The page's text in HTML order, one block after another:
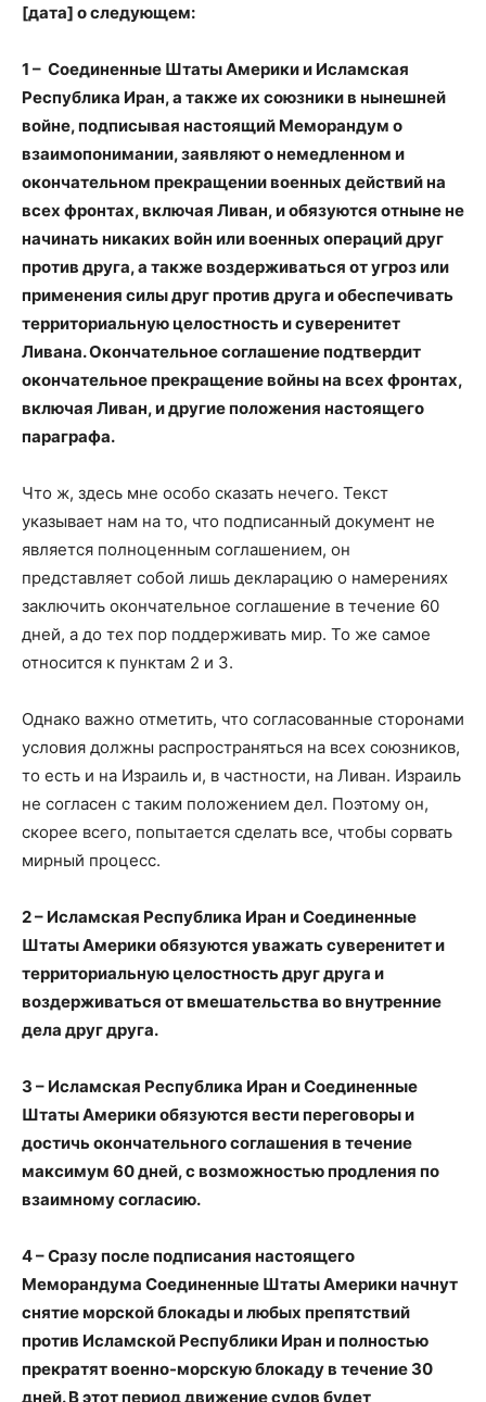
[дата] о следующем:
1 – Соединенные Штаты Америки и Исламская
Республика Иран, а также их союзники в нынешней
войне, подписывая настоящий Меморандум о
взаимопонимании, заявляют о немедленном и
окончательном прекращении военных действий на
всех фронтах, включая Ливан, и обязуются отныне не
начинать никаких войн или военных операций друг
против друга, а также воздерживаться от угроз или
применения силы друг против друга и обеспечивать
территориальную целостность и суверенитет
Ливана. Окончательное соглашение подтвердит
окончательное прекращение войны на всех фронтах,
включая Ливан, и другие положения настоящего
параграфа.
Что ж, здесь мне особо сказать нечего. Текст
указывает нам на то, что подписанный документ не
является полноценным соглашением, он
представляет собой лишь декларацию о намерениях
заключить окончательное соглашение в течение 60
дней, а до тех пор поддерживать мир. То же самое
относится к пунктам 2 и 3.
Однако важно отметить, что согласованные сторонами
условия должны распространяться на всех союзников,
то есть и на Израиль и, в частности, на Ливан. Израиль
не согласен с таким положением дел. Поэтому он,
скорее всего, попытается сделать все, чтобы сорвать
мирный процесс.
2 – Исламская Республика Иран и Соединенные
Штаты Америки обязуются уважать суверенитет и
территориальную целостность друг друга и
воздерживаться от вмешательства во внутренние
дела друг друга.
3 – Исламская Республика Иран и Соединенные
Штаты Америки обязуются вести переговоры и
достичь окончательного соглашения в течение
максимум 60 дней, с возможностью продления по
взаимному согласию.
4 – Сразу после подписания настоящего
Меморандума Соединенные Штаты Америки начнут
снятие морской блокады и любых препятствий
против Исламской Республики Иран и полностью
прекратят военно-морскую блокаду в течение 30
дней. В этот период движение судов будет